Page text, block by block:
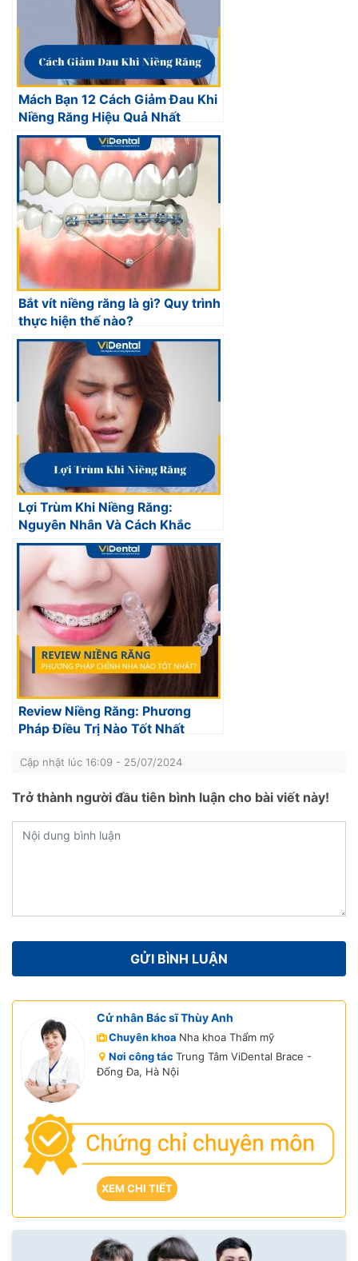
Mách Bạn 12 Cách Giảm Đau Khi
Niềng Răng Hiệu Quả Nhất
Bắt vít niềng răng là gì? Quy trình
thực hiện thế nào?
Lợi Trùm Khi Niềng Răng:
Nguyên Nhân Và Cách Khắc
Phục
Review Niềng Răng: Phương
Pháp Điều Trị Nào Tốt Nhất
Cập nhật lúc 16:09 - 25/07/2024
Trở thành người đầu tiên bình luận cho bài viết này!
Cử nhân Bác sĩ Thùy Anh
Chuyên khoa Nha khoa Thẩm mỹ
Nơi công tác Trung Tâm ViDental Brace -
Đống Đa, Hà Nội
XEM CHI TIẾT